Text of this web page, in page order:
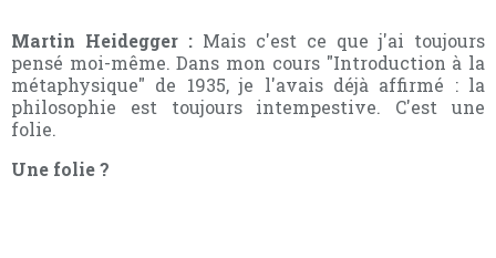
Martin Heidegger : Mais c'est ce que j'ai toujours
pensé moi-même. Dans mon cours "Introduction à la
métaphysique" de 1935, je l'avais déjà affirmé : la
philosophie est toujours intempestive. C'est une
folie.
Une folie ?